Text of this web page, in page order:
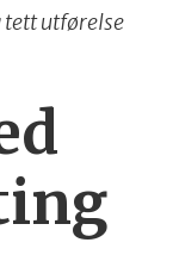
tett utførelse